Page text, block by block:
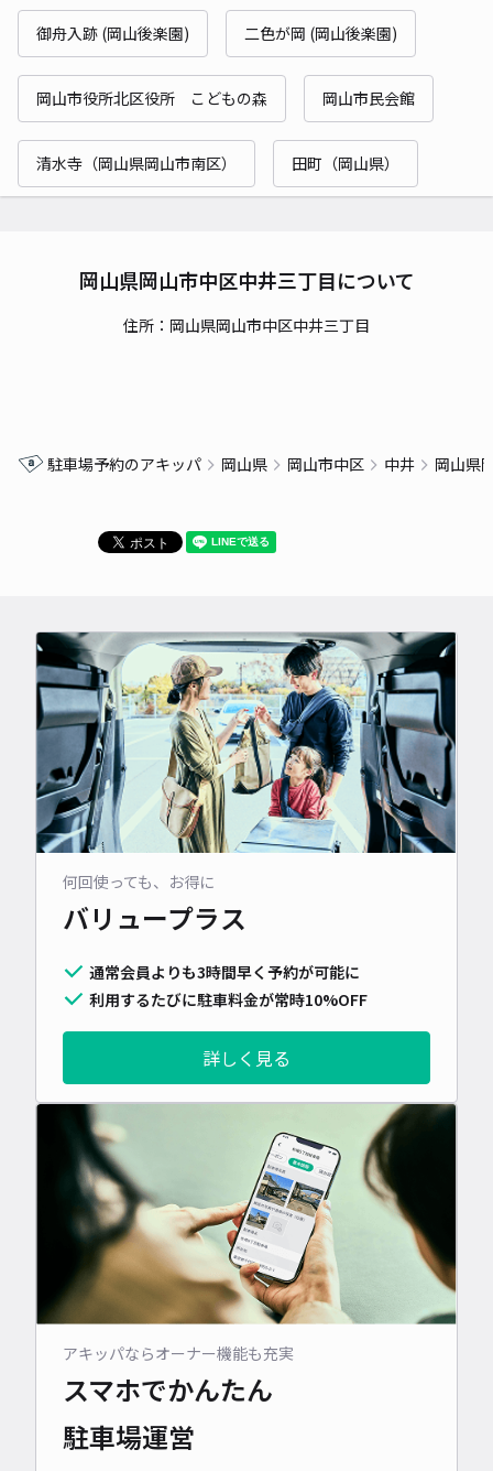
御舟入跡 (岡山後楽園) 二色が岡 (岡山後楽園)
岡山市役所北区役所 こどもの森 岡山市民会館
清水寺（岡山県岡山市南区） 田町（岡山県）
岡山県岡山市中区中井三丁目について
住所：岡山県岡山市中区中井三丁目
駐車場予約のアキッパ 岡山県 岡山市中区 中井 岡山県
何回使っても、お得に
バリュープラス
通常会員よりも3時間早く予約が可能に
利用するたびに駐車料金が常時10%OFF
詳しく見る
アキッパならオーナー機能も充実
スマホでかんたん
駐車場運営